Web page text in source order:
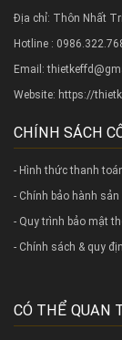
Địa chỉ: Thôn Nhất
Hotline :
Email:
Website: https://
CHÍNH SÁCH
- Hình thức thanh
- Chính bảo hành sản
- Quy trình bảo mật
- Chính sách & quy
CÓ THỂ QUAN